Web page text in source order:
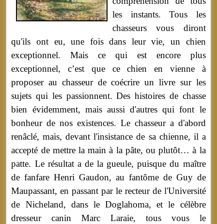
les instants. Tous les
chasseurs vous diront
qu'ils ont eu, une fois dans leur vie, un chien
exceptionnel. Mais ce qui est encore plus
exceptionnel, c’est que ce chien en vienne à
proposer au chasseur de coécrire un livre sur les
sujets qui les passionnent. Des histoires de chasse
bien évidemment, mais aussi d'autres qui font le
bonheur de nos existences. Le chasseur a d'abord
renâclé, mais, devant l'insistance de sa chienne, il a
accepté de mettre la main à la pâte, ou plutôt… à la
patte. Le résultat a de la gueule, puisque du maître
de fanfare Henri Gaudon, au fantôme de Guy de
Maupassant, en passant par le recteur de l'Université
de Nicheland, dans le Doglahoma, et le célèbre
dresseur canin Marc Laraie, tous vous le